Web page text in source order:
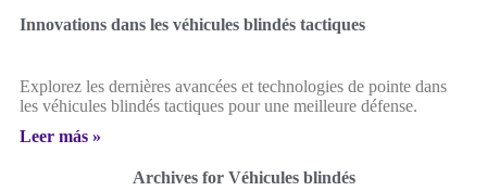
Innovations dans les véhicules blindés tactiques
Explorez les dernières avancées et technologies de pointe dans
les véhicules blindés tactiques pour une meilleure défense.
Leer más »
Archives for Véhicules blindés